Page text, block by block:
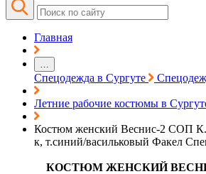
Главная
…
Спецодежда в Сургуте
Летние рабочие костюмы в
Костюм женский Веснис-2 СОП К.
к, т.синий/васильковый Факел
КОСТЮМ ЖЕНСКИЙ